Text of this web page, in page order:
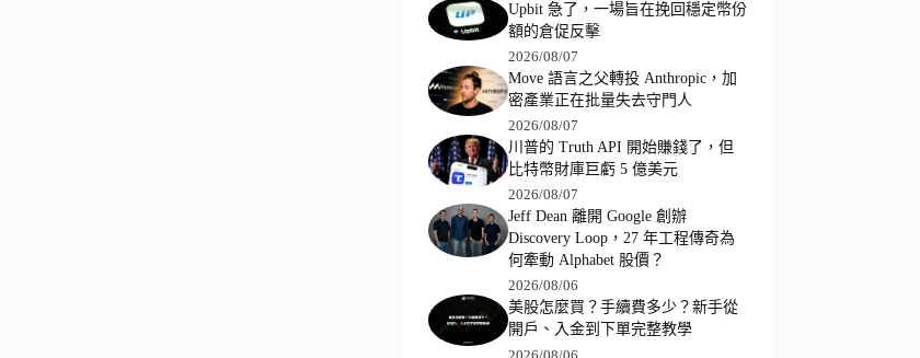
Upbit 急了，一場旨在挽回穩定幣份
額的倉促反擊
2026/08/07
Move 語言之父轉投 Anthropic，加
密產業正在批量失去守門人
2026/08/07
川普的 Truth API 開始賺錢了，但
比特幣財庫巨虧 5 億美元
2026/08/07
Jeff Dean 離開 Google 創辦
Discovery Loop，27 年工程傳奇為
何牽動 Alphabet 股價？
2026/08/06
美股怎麼買？手續費多少？新手從
開戶、入金到下單完整教學
2026/08/06